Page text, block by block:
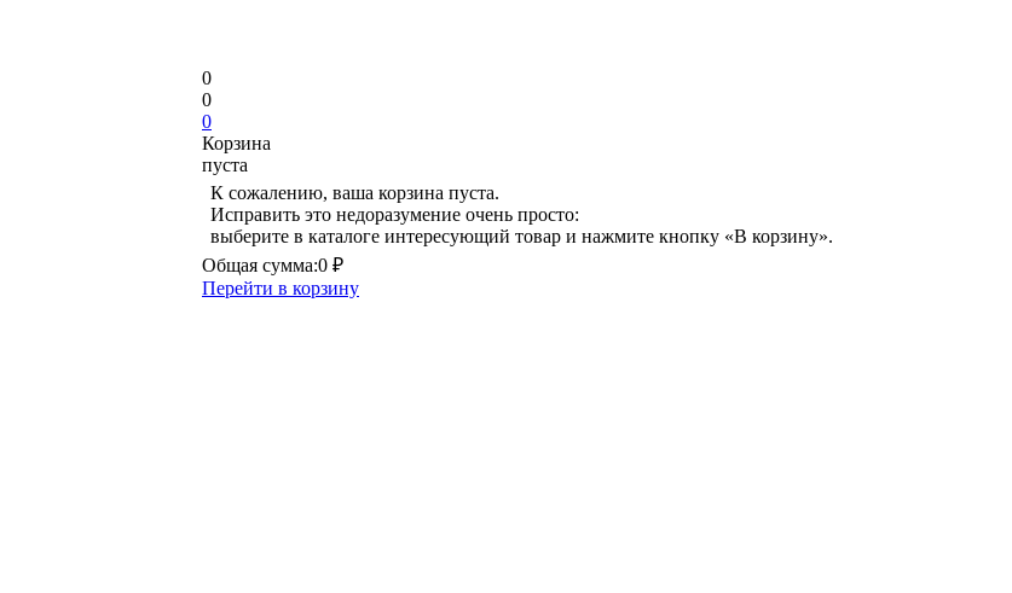
0
0
0
Корзина
пуста
К сожалению, ваша корзина пуста.
Исправить это недоразумение очень просто:
выберите в каталоге интересующий товар и нажмите кнопку «В корзину».
Общая сумма:0 ₽
Перейти в корзину